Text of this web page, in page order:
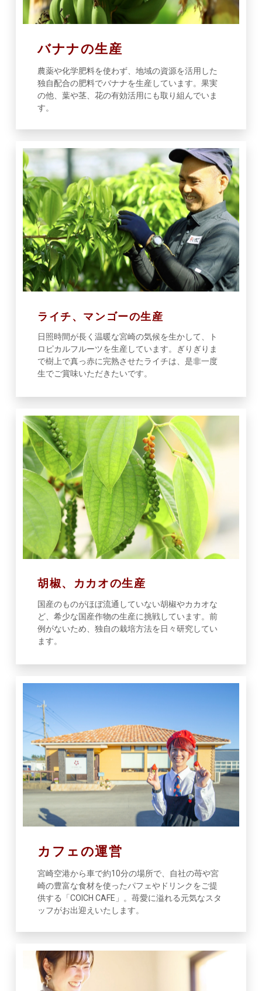
バナナの生産
農薬や化学肥料を使わず、地域の資源を活用した
独自配合の肥料でバナナを生産しています。果実
の他、葉や茎、花の有効活用にも取り組んでいま
す。
ライチ、マンゴーの生産
日照時間が長く温暖な宮崎の気候を生かして、ト
ロピカルフルーツを生産しています。ぎりぎりま
で樹上で真っ赤に完熟させたライチは、是非一度
生でご賞味いただきたいです。
胡椒、カカオの生産
国産のものがほぼ流通していない胡椒やカカオな
ど、希少な国産作物の生産に挑戦しています。前
例がないため、独自の栽培方法を日々研究してい
ます。
カフェの運営
宮崎空港から車で約10分の場所で、自社の苺や宮
崎の豊富な食材を使ったパフェやドリンクをご提
供する「COICH CAFE」。苺愛に溢れる元気なスタ
ッフがお出迎えいたします。